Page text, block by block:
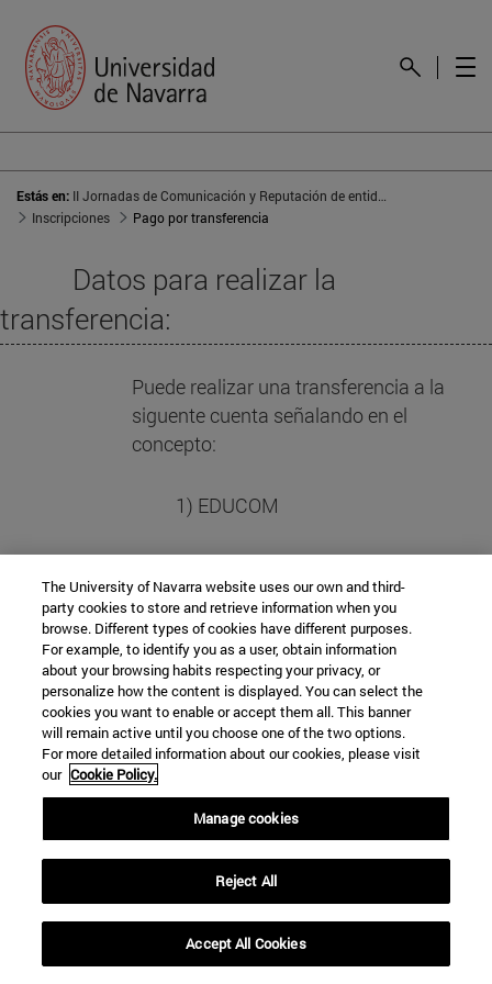
Estás en:
Inscripciones
Pago por transferencia
Datos para realizar la
transferencia:
Puede realizar una transferencia a la
siguente cuenta señalando en el
concepto:
1) EDUCOM
persona(s) inscrita(s) o de la entidad
educativa que hace el pago
Banco: CAIXABANK
IBAN: ES87 2100 6450 88 2200247276
Agradeceríamos que, una vez realizada la
transferencia, nos remitiese un
justificante de pago a
educom@unav.es
The University of Navarra website uses our own and third-
party cookies to store and retrieve information when you
browse. Different types of cookies have different purposes.
For example, to identify you as a user, obtain information
about your browsing habits respecting your privacy, or
personalize how the content is displayed. You can select the
cookies you want to enable or accept them all. This banner
will remain active until you choose one of the two options.
For more detailed information about our cookies, please visit
our Cookie Policy.
Manage cookies
Reject All
Accept All Cookies